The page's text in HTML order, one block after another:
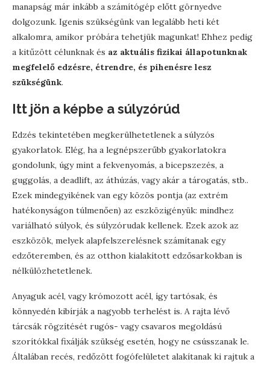
manapság már inkább a számítógép előtt görnyedve
dolgozunk. Igenis szükségünk van legalább heti két
alkalomra, amikor próbára tehetjük magunkat! Ehhez pedig
a kitűzött célunknak és az aktuális fizikai állapotunknak
megfelelő edzésre, étrendre, és pihenésre lesz
szükségünk.
Itt jön a képbe a súlyzórúd
Edzés tekintetében megkerülhetetlenek a súlyzós
gyakorlatok. Elég, ha a legnépszerűbb gyakorlatokra
gondolunk, úgy mint a fekvenyomás, a bicepszezés, a
guggolás, a deadlift, az áthúzás, vagy akár a tárogatás, stb..
Ezek mindegyikének van egy közös pontja (az extrém
hatékonyságon túlmenően) az eszközigényük: mindhez
variálható súlyok, és súlyzórudak kellenek. Ezek azok az
eszközök, melyek alapfelszerelésnek számítanak egy
edzőteremben, és az otthon kialakított edzősarkokban is
nélkülözhetetlenek.
Anyaguk acél, vagy krómozott acél, így tartósak, és
könnyedén kibírják a nagyobb terhelést is. A rajta lévő
tárcsák rögzítését rugós- vagy csavaros megoldású
szorítókkal fixálják szükség esetén, hogy ne csússzanak le.
Általában recés, redőzött fogófelületet alakítanak ki rajtuk a